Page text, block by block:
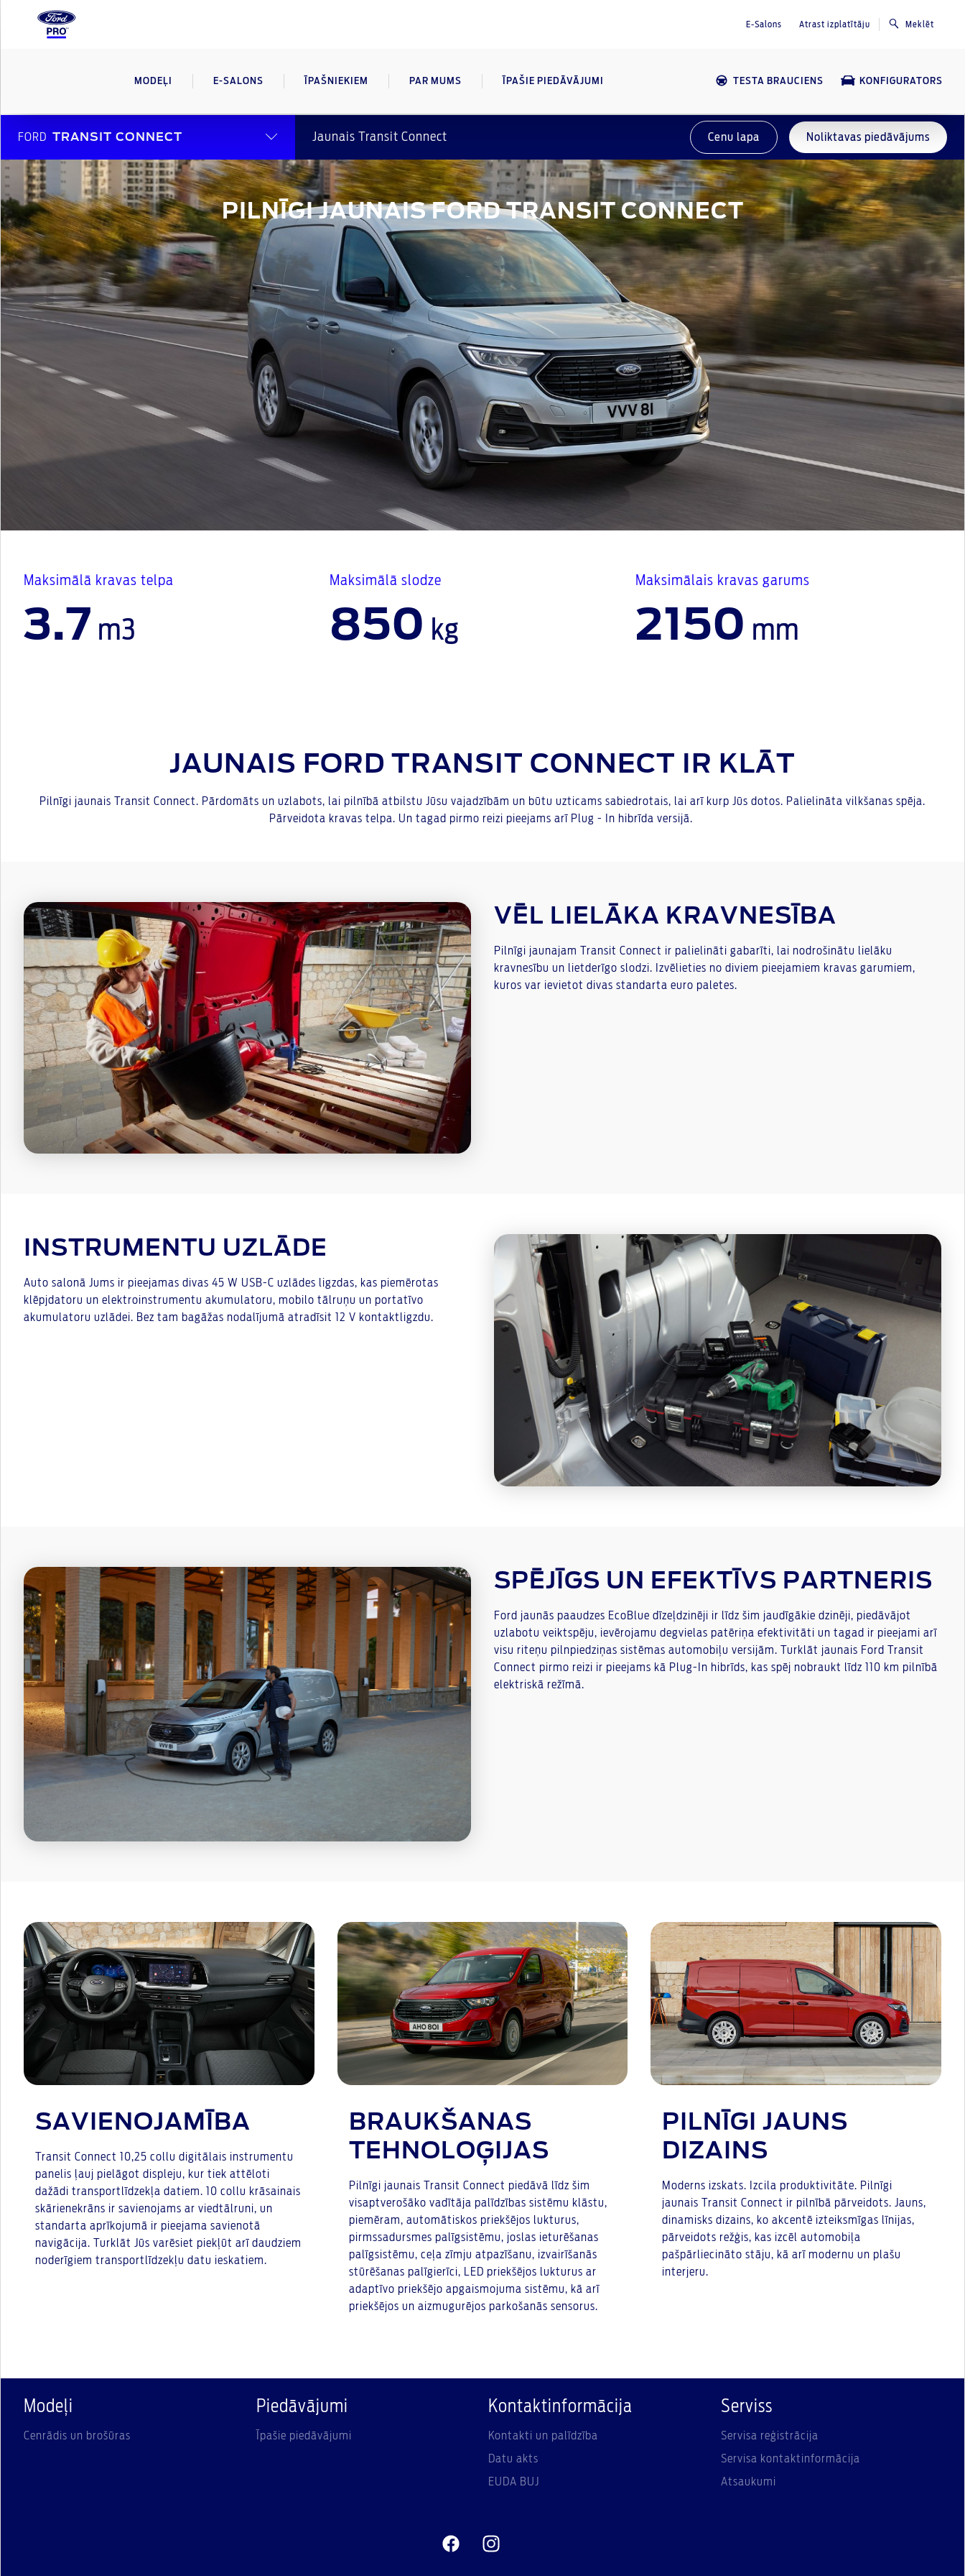
E-Salons Atrast izplatītāju Meklēt
MODEĻI E-SALONS ĪPAŠNIEKIEM PAR MUMS ĪPAŠIE PIEDĀVĀJUMI TESTA BRAUCIENS KONFIGURATORS
FORD TRANSIT CONNECT Jaunais Transit Connect Cenu lapa Noliktavas piedāvājums
PILNĪGI JAUNAIS FORD TRANSIT CONNECT
Maksimālā kravas telpa
3.7 m3
Maksimālā slodze
850 kg
Maksimālais kravas garums
2150 mm
JAUNAIS FORD TRANSIT CONNECT IR KLĀT
Pilnīgi jaunais Transit Connect. Pārdomāts un uzlabots, lai pilnībā atbilstu Jūsu vajadzībām un būtu uzticams sabiedrotais, lai arī kurp Jūs dotos. Palielināta vilkšanas spēja.
Pārveidota kravas telpa. Un tagad pirmo reizi pieejams arī Plug - In hibrīda versijā.
VĒL LIELĀKA KRAVNESĪBA
Pilnīgi jaunajam Transit Connect ir palielināti gabarīti, lai nodrošinātu lielāku
kravnesību un lietderīgo slodzi. Izvēlieties no diviem pieejamiem kravas garumiem,
kuros var ievietot divas standarta euro paletes.
INSTRUMENTU UZLĀDE
Auto salonā Jums ir pieejamas divas 45 W USB-C uzlādes ligzdas, kas piemērotas
klēpjdatoru un elektroinstrumentu akumulatoru, mobilo tālruņu un portatīvo
akumulatoru uzlādei. Bez tam bagāžas nodalījumā atradīsit 12 V kontaktligzdu.
SPĒJĪGS UN EFEKTĪVS PARTNERIS
Ford jaunās paaudzes EcoBlue dīzeļdzinēji ir līdz šim jaudīgākie dzinēji, piedāvājot
uzlabotu veiktspēju, ievērojamu degvielas patēriņa efektivitāti un tagad ir pieejami arī
visu riteņu pilnpiedziņas sistēmas automobiļu versijām. Turklāt jaunais Ford Transit
Connect pirmo reizi ir pieejams kā Plug-In hibrīds, kas spēj nobraukt līdz 110 km pilnībā
elektriskā režīmā.
SAVIENOJAMĪBA
Transit Connect 10,25 collu digitālais instrumentu
panelis ļauj pielāgot displeju, kur tiek attēloti
dažādi transportlīdzekļa datiem. 10 collu krāsainais
skārienekrāns ir savienojams ar viedtālruni, un
standarta aprīkojumā ir pieejama savienotā
navigācija. Turklāt Jūs varēsiet piekļūt arī daudziem
noderīgiem transportlīdzekļu datu ieskatiem.
BRAUKŠANAS
TEHNOLOĢIJAS
Pilnīgi jaunais Transit Connect piedāvā līdz šim
visaptverošāko vadītāja palīdzības sistēmu klāstu,
piemēram, automātiskos priekšējos lukturus,
pirmssadursmes palīgsistēmu, joslas ieturēšanas
palīgsistēmu, ceļa zīmju atpazīšanu, izvairīšanās
stūrēšanas palīgierīci, LED priekšējos lukturus ar
adaptīvo priekšējo apgaismojuma sistēmu, kā arī
priekšējos un aizmugurējos parkošanās sensorus.
PILNĪGI JAUNS
DIZAINS
Moderns izskats. Izcila produktivitāte. Pilnīgi
jaunais Transit Connect ir pilnībā pārveidots. Jauns,
dinamisks dizains, ko akcentē izteiksmīgas līnijas,
pārveidots režģis, kas izcēl automobiļa
pašpārliecināto stāju, kā arī modernu un plašu
interjeru.
Modeļi
Cenrādis un brošūras
Piedāvājumi
Īpašie piedāvājumi
Kontaktinformācija
Kontakti un palīdzība
Datu akts
EUDA BUJ
Serviss
Servisa reģistrācija
Servisa kontaktinformācija
Atsaukumi